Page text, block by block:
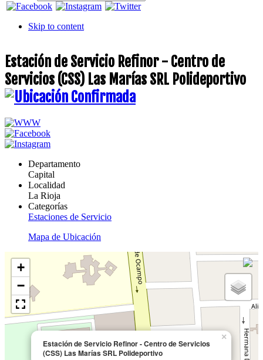
Skip to content
Estación de Servicio Refinor - Centro de
Servicios (CSS) Las Marías SRL Polideportivo
Departamento
Capital
Localidad
La Rioja
Categorías
Estaciones de Servicio
Mapa de Ubicación
Estación de Servicio Refinor - Centro de Servicios
(CSS) Las Marías SRL Polideportivo
×
+
−